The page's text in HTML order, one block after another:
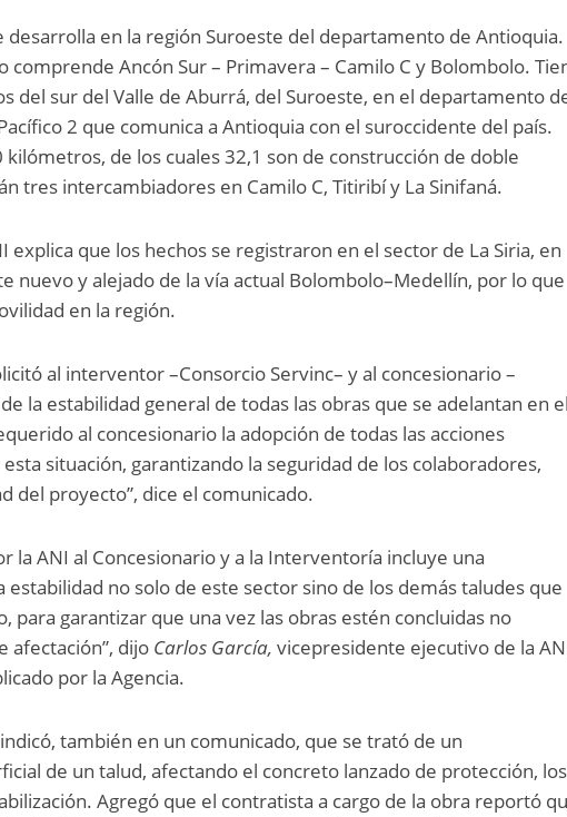
desarrolla en la región Suroeste del departamento de Antioquia.
comprende Ancón Sur – Primavera – Camilo C y Bolombolo.
del sur del Valle de Aburrá, del Suroeste, en el departamento
2 que comunica a Antioquia con el suroccidente del país.
de los cuales 32,1 son de construcción de doble
tres intercambiadores en Camilo C, Titiribí y La Sinifaná.
explica que los hechos se registraron en el sector de La Siria, en
nuevo y alejado de la vía actual Bolombolo–Medellín, por lo que
en la región.
al interventor –Consorcio Servinc– y al concesionario –
la estabilidad general de todas las obras que se adelantan en el
al concesionario la adopción de todas las acciones
situación, garantizando la seguridad de los colaboradores,
del proyecto”, dice el comunicado.
la ANI al Concesionario y a la Interventoría incluye una
no solo de este sector sino de los demás taludes que
para garantizar que una vez las obras estén concluidas no
afectación”, dijo Carlos García, vicepresidente ejecutivo de la
por la Agencia.
también en un comunicado, que se trató de un
de un talud, afectando el concreto lanzado de protección, los
Agregó que el contratista a cargo de la obra reportó